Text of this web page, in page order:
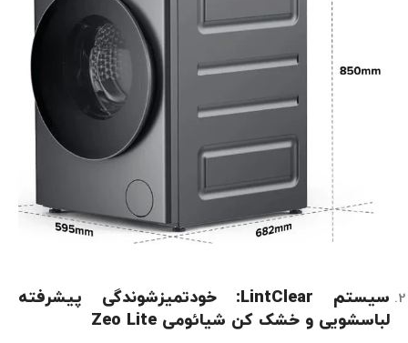
سیستم
خودتمیزشوندگی پیشرفته
لباسشویی و خشک کن شیائومی